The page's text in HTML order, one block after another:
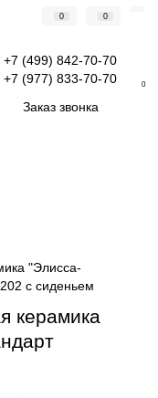
0 0
+7 (499) 842-70-70
+7 (977) 833-70-70
Заказ звонка
0
"Элисса-
с сиденьем
керамика